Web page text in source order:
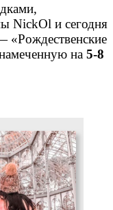
NickOl и сегодня
«Рождественские
на 5-8